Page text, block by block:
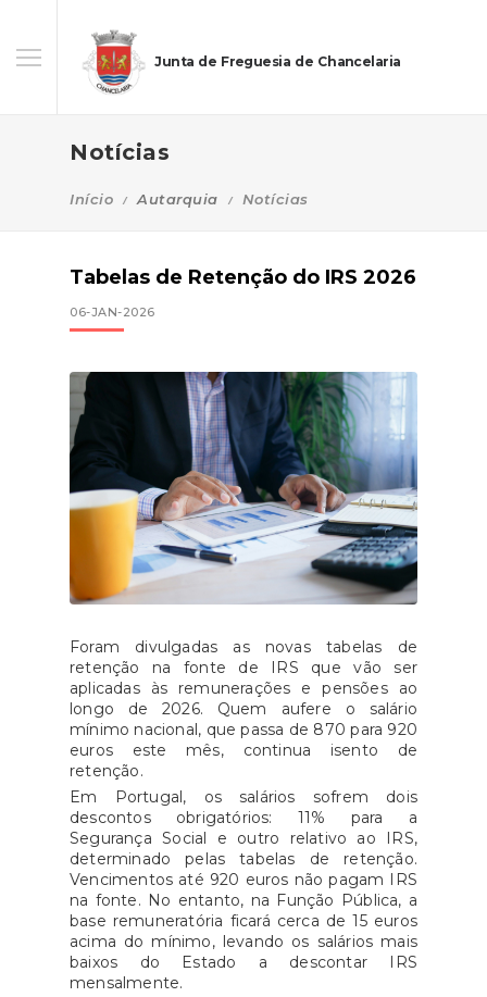
Junta de Freguesia de Chancelaria
Notícias
Início Autarquia Notícias
Tabelas de Retenção do IRS 2026
06-JAN-2026
Foram divulgadas as novas tabelas de
retenção na fonte de IRS que vão ser
aplicadas às remunerações e pensões ao
longo de 2026. Quem aufere o salário
mínimo nacional, que passa de 870 para 920
euros este mês, continua isento de
retenção.
Em Portugal, os salários sofrem dois
descontos obrigatórios: 11% para a
Segurança Social e outro relativo ao IRS,
determinado pelas tabelas de retenção.
Vencimentos até 920 euros não pagam IRS
na fonte. No entanto, na Função Pública, a
base remuneratória ficará cerca de 15 euros
acima do mínimo, levando os salários mais
baixos do Estado a descontar IRS
mensalmente.